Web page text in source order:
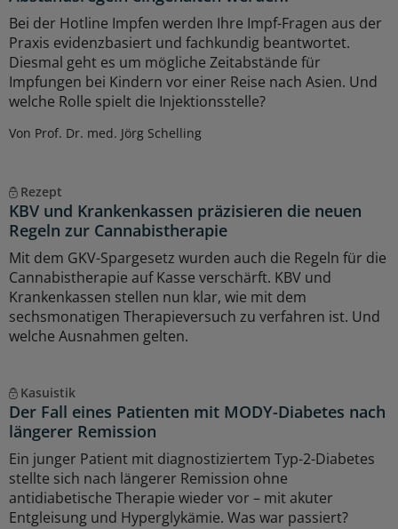
Bei der Hotline Impfen werden Ihre Impf-Fragen aus der
Praxis evidenzbasiert und fachkundig beantwortet.
Diesmal geht es um mögliche Zeitabstände für
Impfungen bei Kindern vor einer Reise nach Asien. Und
welche Rolle spielt die Injektionsstelle?
Von Prof. Dr. med. Jörg Schelling
Rezept
KBV und Krankenkassen präzisieren die neuen
Regeln zur Cannabistherapie
Mit dem GKV-Spargesetz wurden auch die Regeln für die
Cannabistherapie auf Kasse verschärft. KBV und
Krankenkassen stellen nun klar, wie mit dem
sechsmonatigen Therapieversuch zu verfahren ist. Und
welche Ausnahmen gelten.
Kasuistik
Der Fall eines Patienten mit MODY-Diabetes nach
längerer Remission
Ein junger Patient mit diagnostiziertem Typ-2-Diabetes
stellte sich nach längerer Remission ohne
antidiabetische Therapie wieder vor – mit akuter
Entgleisung und Hyperglykämie. Was war passiert?